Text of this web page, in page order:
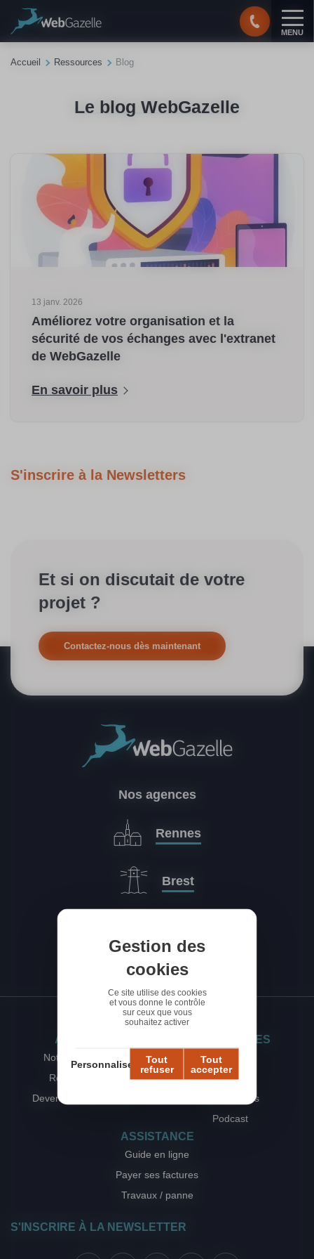
MENU
Accueil Ressources Blog
Le blog WebGazelle
13 janv. 2026
Améliorez votre organisation et la
sécurité de vos échanges avec l'extranet
de WebGazelle
En savoir plus
S'inscrire à la Newsletters
Et si on discutait de votre
projet ?
Contactez-nous dès maintenant
Nos agences
Rennes
Brest
A PROPOS
Notre agence web
Rejoignez-nous
Devenez Ambassadeur
RESSOURCES
Les Actus
Blog
Livres blancs
Podcast
ASSISTANCE
Guide en ligne
Payer ses factures
Travaux / panne
S'INSCRIRE À LA NEWSLETTER
Panneau de gestion des cookies
Gestion des
cookies
Ce site utilise des cookies
et vous donne le contrôle
sur ceux que vous
souhaitez activer
Tout
accepter
Tout
refuser
Personnaliser